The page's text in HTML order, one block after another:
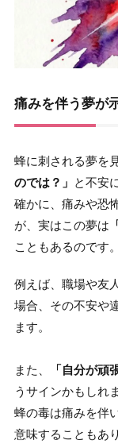
痛みを伴う夢が
蜂に刺される夢を
のでは？」
と不安
確かに、痛みや恐
が、実はこの夢は
こともあるのです。
例えば、職場や友
場合、その不安や
ます。
また、 「自分が頑
うサインかもしれ
蜂の毒は痛みを伴
意味することもあ